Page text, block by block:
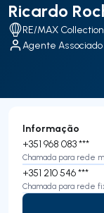
Ricardo
RE/MAX
Agente Associado
Informação
+351 968 083 ***
Chamada para rede
+351 210 546 ***
Chamada para rede